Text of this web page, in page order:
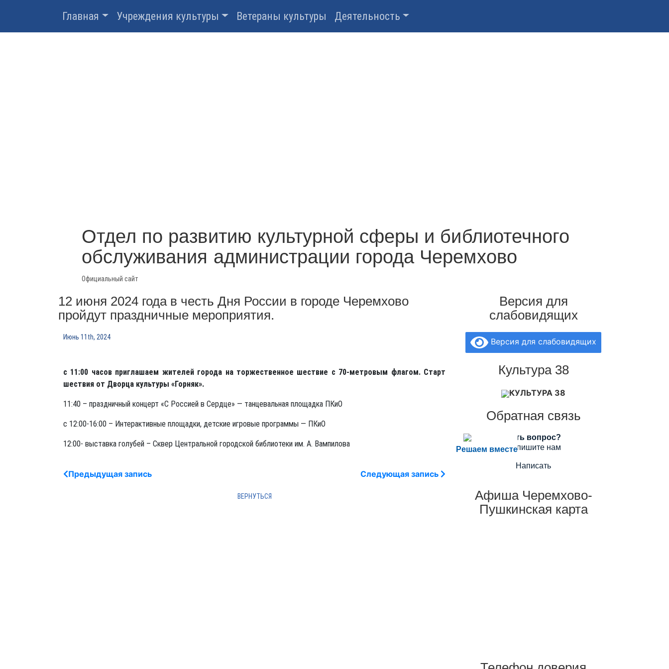
Главная Учреждения культуры Ветераны культуры Деятельность
Отдел по развитию культурной сферы и библиотечного
обслуживания администрации города Черемхово
Официальный сайт
12 июня 2024 года в честь Дня России в городе Черемхово
пройдут праздничные мероприятия.
Июнь 11th, 2024
с 11:00 часов приглашаем жителей города на торжественное шествие с 70-метровым флагом. Старт
шествия от Дворца культуры «Горняк».
11:40 – праздничный концерт «С Россией в Сердце» — танцевальная площадка ПКиО
с 12:00-16:00 – Интерактивные площадки, детские игровые программы — ПКиО
12:00- выставка голубей – Сквер Центральной городской библиотеки им. А. Вампилова
Предыдущая запись Следующая запись
Версия для
слабовидящих
Версия для слабовидящих
Культура 38
КУЛЬТУРА 38
Обратная связь
Решаем вместе
Есть вопрос?
Напишите нам
Написать
Афиша Черемхово-
Пушкинская карта